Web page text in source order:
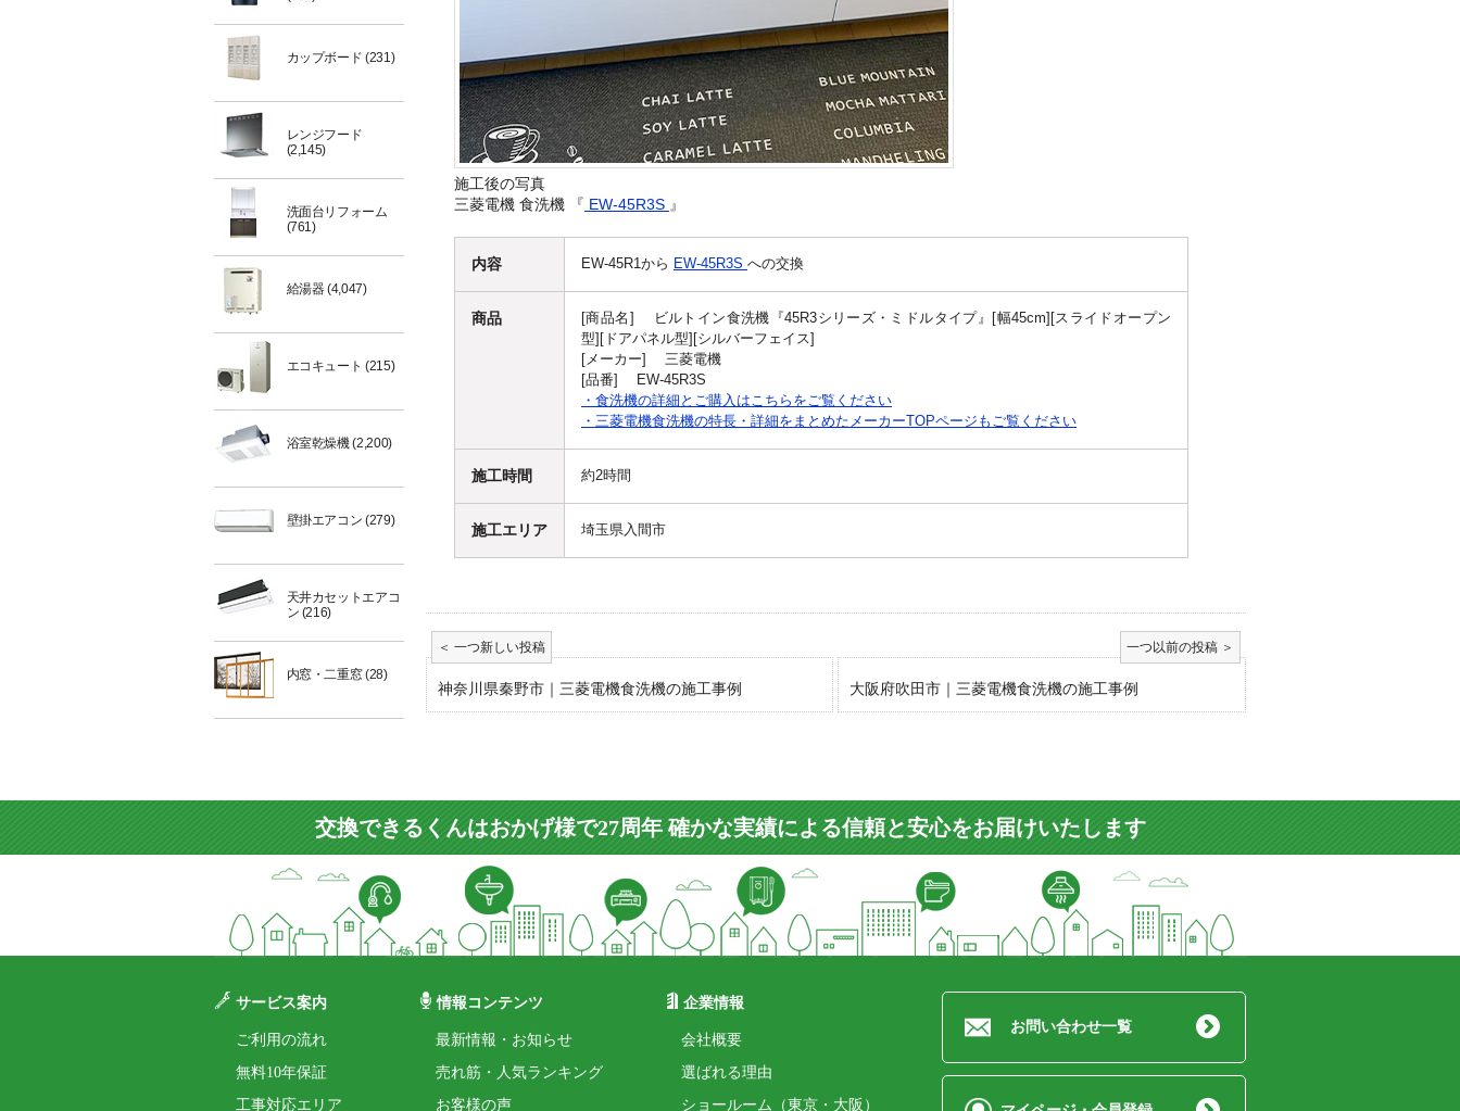
カップボード (231)
レンジフード
(2,145)
洗面台リフォーム
(761)
給湯器(4,047)
エコキュート (215)
浴室乾燥機(2,200)
壁掛エアコン (279)
天井カセットエアコ
ン (216)
内窓・二重窓(28)
施工後の写真
三菱電機 食洗機 『 EW-45R3S 』
内容 EW-45R1から EW-45R3S への交換
商品
[商品名] ビルトイン食洗機『45R3シリーズ・ミドルタイプ』[幅45cm][スライドオープン
型][ドアパネル型][シルバーフェイス]
[メーカー] 三菱電機
[品番] EW-45R3S
・食洗機の詳細とご購入はこちらをご覧ください
・三菱電機食洗機の特長・詳細をまとめたメーカーTOPページもご覧ください
施工時間 約2時間
施工エリア 埼玉県入間市
神奈川県秦野市｜三菱電機食洗機の施工事例 大阪府吹田市｜三菱電機食洗機の施工事例
交換できるくんはおかげ様で27周年 確かな実績による信頼と安心をお届けいたします
サービス案内
ご利用の流れ
無料10年保証
工事対応エリア
情報コンテンツ
最新情報・お知らせ
売れ筋・人気ランキング
お客様の声
企業情報
会社概要
選ばれる理由
ショールーム（東京・大阪）
お問い合わせ一覧